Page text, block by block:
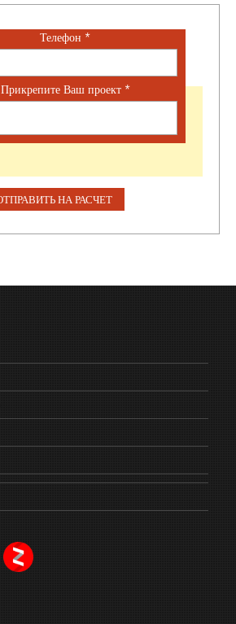
Телефон *
Прикрепите Ваш проект *